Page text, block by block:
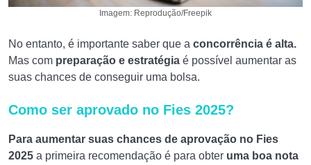
Imagem: Reprodução/Freepik
No entanto, é importante saber que a concorrência é alta.
Mas com preparação e estratégia é possível aumentar as
suas chances de conseguir uma bolsa.
Como ser aprovado no Fies 2025?
Para aumentar suas chances de aprovação no Fies
2025 a primeira recomendação é para obter uma boa nota